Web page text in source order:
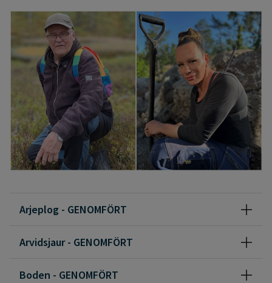
Arjeplog - GENOMFÖRT
Arvidsjaur - GENOMFÖRT
Boden - GENOMFÖRT